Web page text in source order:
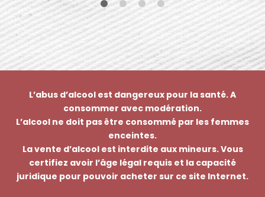
L’abus d’alcool est dangereux pour la santé. A
consommer avec modération.
L’alcool ne doit pas être consommé par les femmes
enceintes.
La vente d’alcool est interdite aux mineurs. Vous
certifiez avoir l’âge légal requis et la capacité
juridique pour pouvoir acheter sur ce site Internet.